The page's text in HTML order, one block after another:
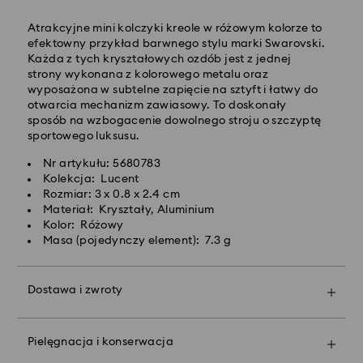
Atrakcyjne mini kolczyki kreole w różowym kolorze to
efektowny przykład barwnego stylu marki Swarovski.
Każda z tych kryształowych ozdób jest z jednej
strony wykonana z kolorowego metalu oraz
wyposażona w subtelne zapięcie na sztyft i łatwy do
otwarcia mechanizm zawiasowy. To doskonały
sposób na wzbogacenie dowolnego stroju o szczyptę
sportowego luksusu.
Nr artykułu: 5680783
Kolekcja: Lucent
Rozmiar: 3 x 0.8 x 2.4 cm
Materiał: Kryształy, Aluminium
Kolor: Różowy
Masa (pojedynczy element): 7.3 g
Dostawa i zwroty
Bezpłatna standardowa wysyłka dla zamówień
powyżej 420 PLN
Dostawy ekspresowej - FedEx
Zamówienia złożone of poniedziałku do piątku do
godziny 14:30 czasu CET zostaną przetworzone i
wysłane tego samego dnia.
Czas dostawy ekspresowej: 1-2 dni robocze po
przetworzeniu i wysyłce
Koszt dostawy ekspresowej: 90 PLN
Firma Swarovski nie oferuje dostaw do skrytek
otrzymania ostatecznej płatności.
W przypadku zakupu produktów Crystal Myriad,
Pielęgnacja i konserwacja
Spraw, by Twój podarunek stał się jeszcze bardziej
spersonalizowaną wiadomość.